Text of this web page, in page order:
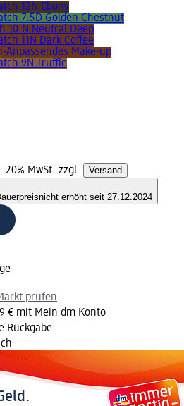
12N Ebony
7.5D Golden Chestnut
10.N Neutral Deep
11N Dark Coffee
Anpassendes Make-up
9N Truffle
20% MwSt. zzgl. Versand
nicht erhöht seit 27.12.2024
prüfen
€ mit Mein dm Konto
Rückgabe